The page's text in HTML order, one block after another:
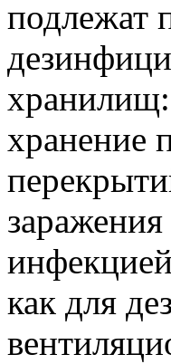
подлежат
хранилищ:
хранение
как для